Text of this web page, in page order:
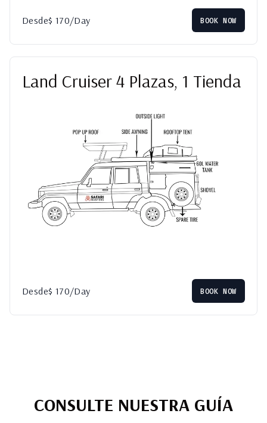
Desde$ 170/Day BOOK NOW
Land Cruiser 4 Plazas, 1 Tienda
Desde$ 170/Day BOOK NOW
CONSULTE NUESTRA GUÍA